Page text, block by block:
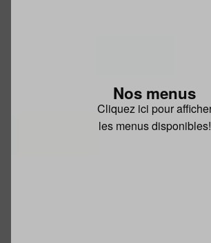
Nos menus
Cliquez ici pour
les menus disponibles!